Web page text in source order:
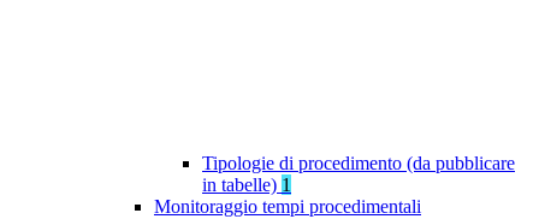
Tipologie di procedimento (da pubblicare
in tabelle) 1
Monitoraggio tempi procedimentali